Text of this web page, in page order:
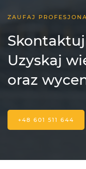
ZAUFAJ
Uzyskaj
oraz
+48 601 511 644